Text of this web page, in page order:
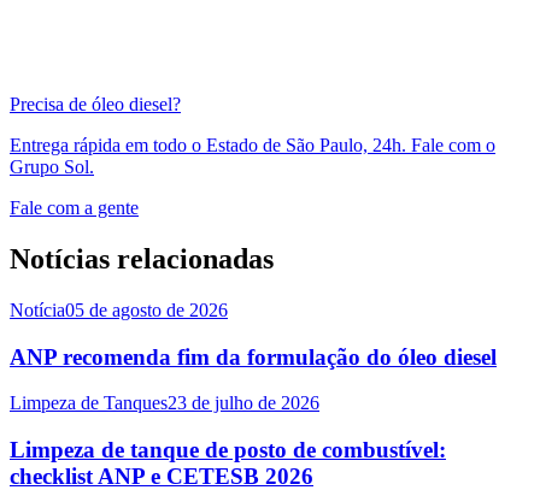
Precisa de óleo diesel?
Entrega rápida em todo o Estado de São Paulo, 24h. Fale com o
Grupo Sol.
Fale com a gente
Notícias relacionadas
Notícia05 de agosto de 2026
ANP recomenda fim da formulação do óleo diesel
Limpeza de Tanques23 de julho de 2026
Limpeza de tanque de posto de combustível:
checklist ANP e CETESB 2026